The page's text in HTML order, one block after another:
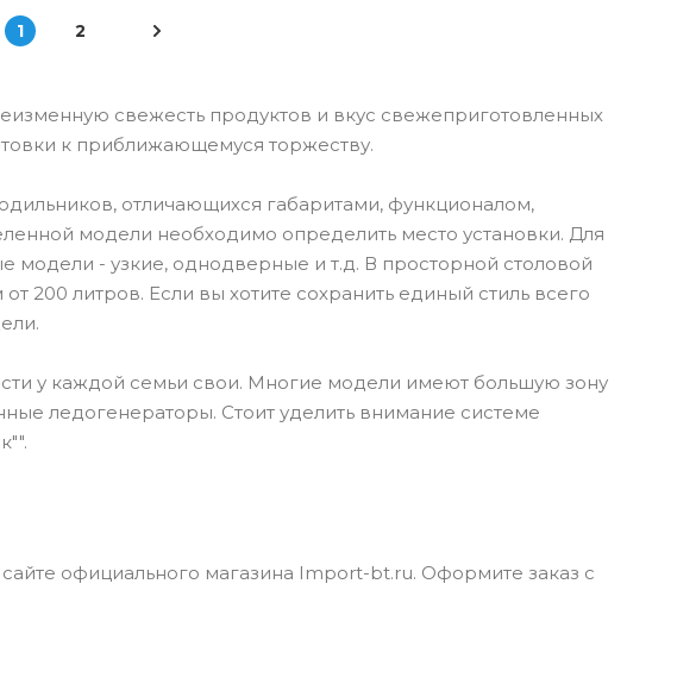
1 2
свежесть продуктов и вкус свежеприготовленных
к приближающемуся торжеству.
отличающихся габаритами, функционалом,
модели необходимо определить место установки. Для
модели - узкие, однодверные и т.д. В просторной столовой
200 литров. Если вы хотите сохранить единый стиль всего
у каждой семьи свои. Многие модели имеют большую зону
ледогенераторы. Стоит уделить внимание системе
официального магазина Import-bt.ru. Оформите заказ с